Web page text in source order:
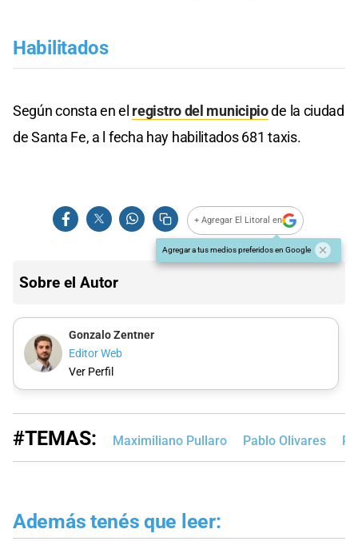
Habilitados
Según consta en el registro del municipiode la ciudad
de Santa Fe, a l fecha hay habilitados 681 taxis.
+ Agregar El Litoral en
Agregar a tus medios preferidos en Google
Sobre el Autor
Gonzalo Zentner
Editor Web
Ver Perfil
#TEMAS: Maximiliano Pullaro Pablo Olivares
Además tenés que leer: